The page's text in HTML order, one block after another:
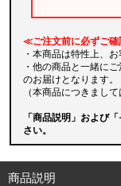
≪ご注文前に必ずご
・本商品は特性上、
・他の商品と一緒に
のお届けとなります。
（本商品につきまし
「商品説明」および
さい。
商品説明